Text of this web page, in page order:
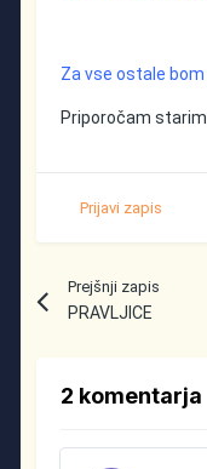
Za vse ostale
Priporočam
Prijavi zapis
Prejšnji zapis
PRAVLJICE
2 komentarja